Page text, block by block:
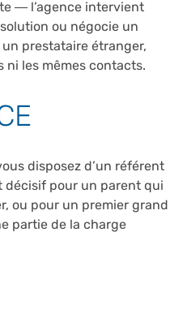
— l’agence intervient
ou négocie un
prestataire étranger,
ni les mêmes contacts.
disposez d’un référent
décisif pour un parent qui
ou pour un premier grand
partie de la charge